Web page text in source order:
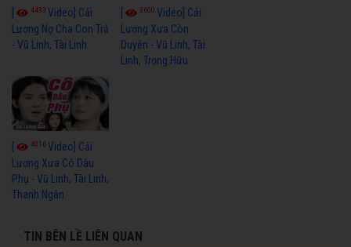
4433 Video] Cải
Lương Nợ Cha Con Trả
- Vũ Linh, Tài Linh
3600Video] Cải
Lương Xưa Còn
Duyên - Vũ Linh, Tài
Linh, Trọng Hữu
[ 4016Video] Cải
Lương Xưa Cô Dâu
Phụ - Vũ Linh, Tài Linh,
Thanh Ngân
TIN BÊN LỀ LIÊN QUAN